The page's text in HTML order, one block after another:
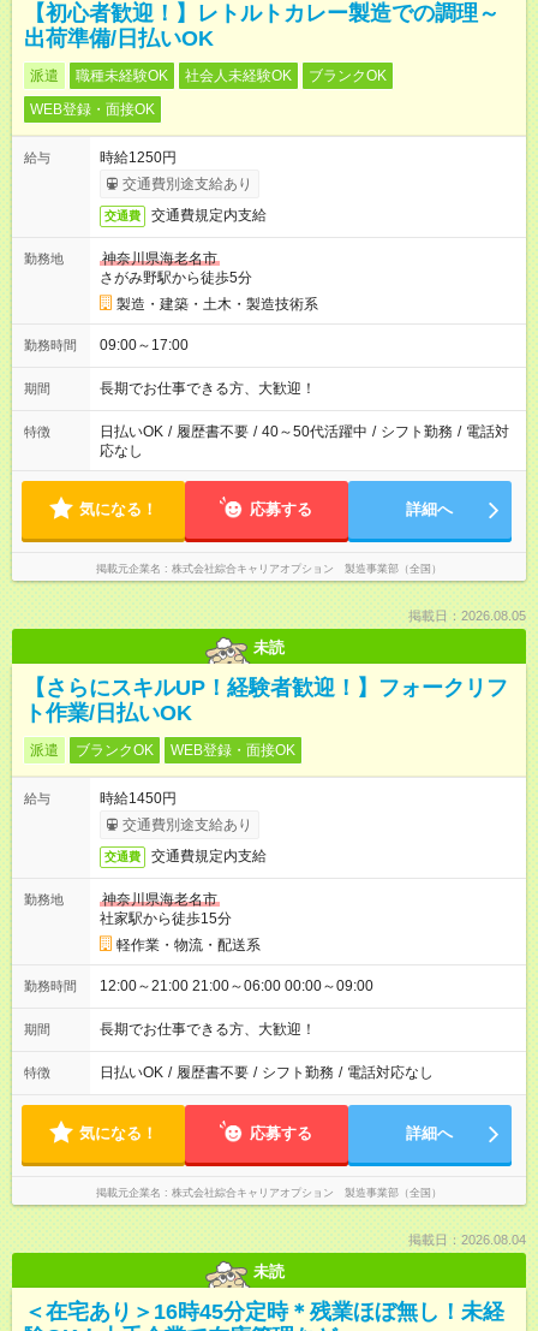
【初心者歓迎！】レトルトカレー製造での調理～
出荷準備/日払いOK
派遣 職種未経験OK 社会人未経験OK
ブランクOK
WEB登録・面接OK
給与
時給1250円
交通費別途支給あり
交通費 交通費規定内支給
勤務地
神奈川県海老名市
さがみ野駅から徒歩5分
製造・建築・土木・製造技術系
勤務時間 09:00～17:00
期間 長期でお仕事できる方、大歓迎！
特徴 日払いOK / 履歴書不要 / 40～50代活躍中 / シフト勤務 / 電話対
応なし
気になる！ 応募する 詳細へ
掲載元企業名 株式会社綜合キャリアオプション 製造事業部（全国）
掲載日：2026.08.05
未読
【さらにスキルUP！経験者歓迎！】フォークリフ
ト作業/日払いOK
派遣 ブランクOK WEB登録・面接OK
給与
時給1450円
交通費別途支給あり
交通費 交通費規定内支給
勤務地
神奈川県海老名市
社家駅から徒歩15分
軽作業・物流・配送系
勤務時間 12:00～21:00 21:00～06:00 00:00～09:00
期間 長期でお仕事できる方、大歓迎！
特徴 日払いOK / 履歴書不要 / シフト勤務 / 電話対応なし
気になる！ 応募する 詳細へ
掲載元企業名 株式会社綜合キャリアオプション 製造事業部（全国）
掲載日：2026.08.04
未読
＜在宅あり＞16時45分定時＊残業ほぼ無し！未経